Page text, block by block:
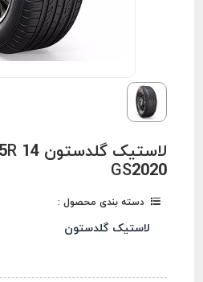
GS2020
دسته بندی محصول :
لاستیک گلدستون